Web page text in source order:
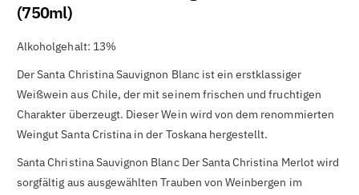
(750ml)
Alkoholgehalt: 13%
Der Santa Christina Sauvignon Blanc ist ein erstklassiger
Weißwein aus Chile, der mit seinem frischen und fruchtigen
Charakter überzeugt. Dieser Wein wird von dem renommierten
Weingut Santa Cristina in der Toskana hergestellt.
Santa Christina Sauvignon Blanc Der Santa Christina Merlot wird
sorgfältig aus ausgewählten Trauben von Weinbergen im